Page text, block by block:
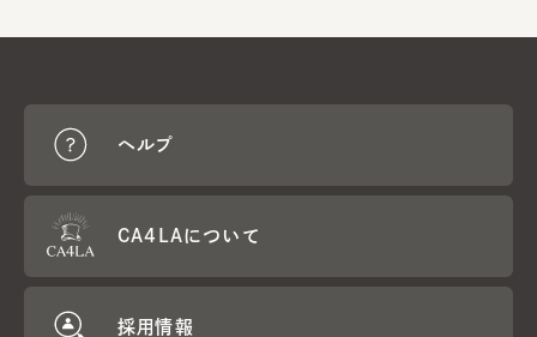
ヘルプ
CA4LAについて
採用情報